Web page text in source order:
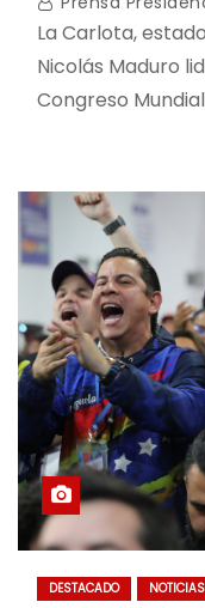
La Carlota,
Nicolás Maduro
Congreso
DESTACADO NOTICIAS